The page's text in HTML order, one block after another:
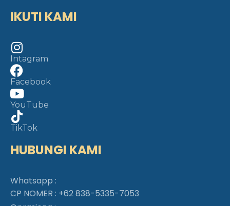
IKUTI KAMI
Intagram
Facebook
YouTube
TikTok
HUBUNGI KAMI
Whatsapp :
CP NOMER : +62 838-5335-7053